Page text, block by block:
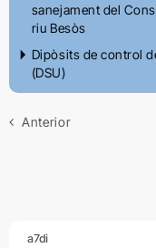
sanejament del
riu Besòs
Dipòsits de control
(DSU)
Anterior
a7di